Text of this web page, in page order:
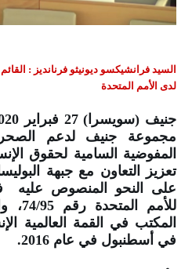
السيد فرانشيكسو ديونيثو فرنانديز :
لدى الأمم المتحدة
جنيف (سويسرا) 27 فبراير 2020 (
مجموعة جنيف لدعم
المفوضية السامية لحقوق
تعزيز التعاون مع جبهة
على النحو المنصوص عليه
للأمم
المكتب في القمة العالمية
في أسطنبول في عام 2016.